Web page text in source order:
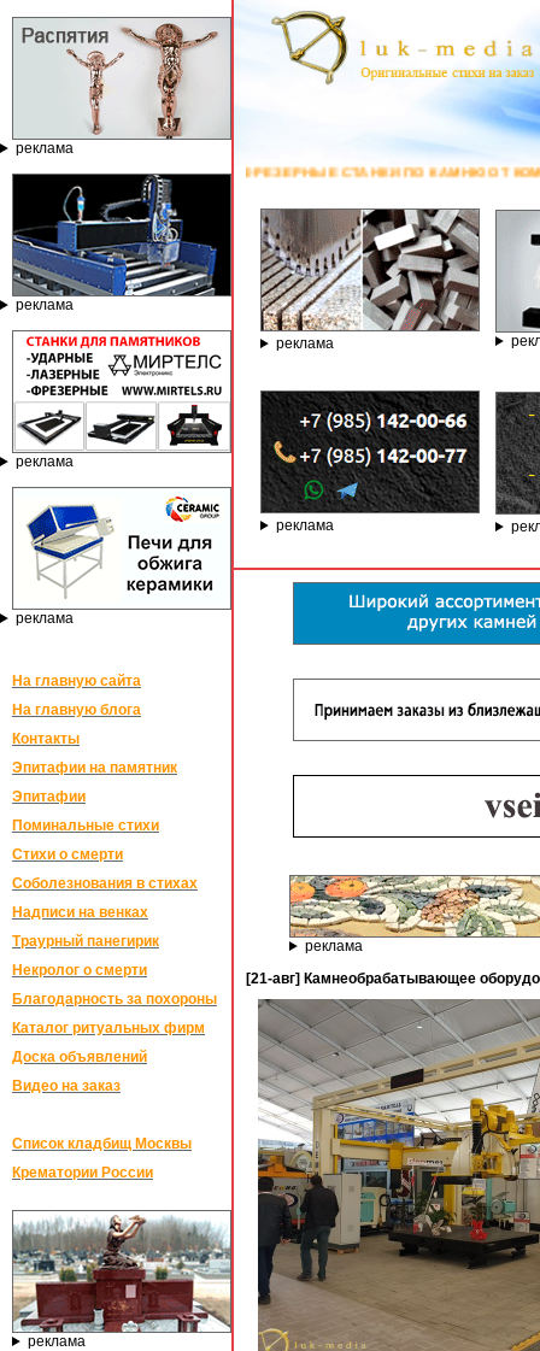
реклама
реклама
реклама
реклама
На главную сайта
На главную блога
Контакты
Эпитафии на памятник
Эпитафии
Поминальные стихи
Стихи о смерти
Соболезнования в стихах
Надписи на венках
Траурный панегирик
Некролог о смерти
Благодарность за похороны
Каталог ритуальных фирм
Доска объявлений
Видео на заказ
Список кладбищ Москвы
Крематории России
реклама
И ФРЕЗЕРНЫЕ СТАНКИ ПО КАМНЮ ОТ КОМПАНИИ ГРАВЁР -
реклама
реклама
реклама
[21-авг] Камнеобрабатывающее